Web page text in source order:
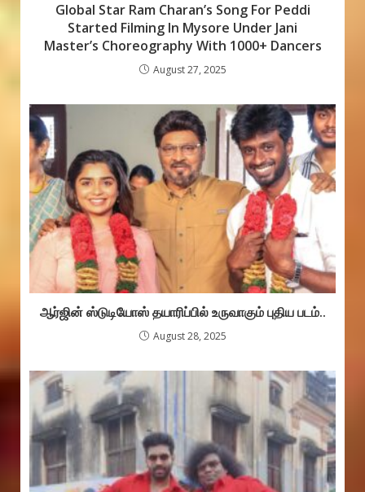
Global Star Ram Charan’s Song For Peddi
Started Filming In Mysore Under Jani
Master’s Choreography With 1000+ Dancers
August 27, 2025
ஆர்ஜின் ஸ்டுடியோஸ் தயாரிப்பில் உருவாகும் புதிய படம்..
August 28, 2025